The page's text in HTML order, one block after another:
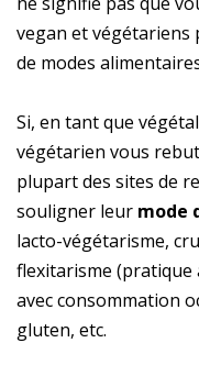
vegan et végétariens
de modes
Si, en tant que
végétarien vous
plupart des sites de
souligner leur mode
lacto-végétarisme,
flexitarisme (pratique
avec consommation
gluten, etc.